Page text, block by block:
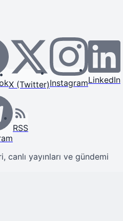
X (Twitter)InstagramLinkedIn
RSS
yayınları ve gündemi